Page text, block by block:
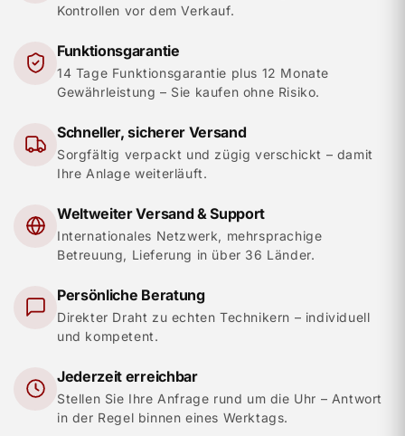
Kontrollen vor dem Verkauf.
Funktionsgarantie
14 Tage Funktionsgarantie plus 12 Monate
Gewährleistung – Sie kaufen ohne Risiko.
Schneller, sicherer Versand
Sorgfältig verpackt und zügig verschickt – damit
Ihre Anlage weiterläuft.
Weltweiter Versand & Support
Internationales Netzwerk, mehrsprachige
Betreuung, Lieferung in über 36 Länder.
Persönliche Beratung
Direkter Draht zu echten Technikern – individuell
und kompetent.
Jederzeit erreichbar
Stellen Sie Ihre Anfrage rund um die Uhr – Antwort
in der Regel binnen eines Werktags.